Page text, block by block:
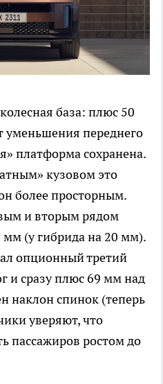
база: плюс 50
уменьшения переднего
платформа сохранена.
кузовом это
более просторным.
и вторым рядом
(у гибрида на 20 мм).
опционный третий
и сразу плюс 69 мм над
наклон спинок (теперь
уверяют, что
пассажиров ростом до